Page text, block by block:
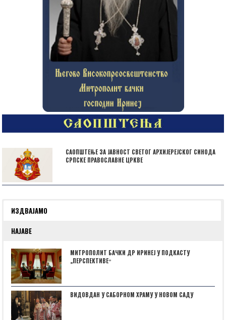
САОПШТЕЊЕ ЗА ЈАВНОСТ СВЕТОГ АРХИЈЕРЕЈСКОГ СИНОДА
СРПСКЕ ПРАВОСЛАВНЕ ЦРКВЕ
ИЗДВАЈАМО
НАЈАВЕ
МИТРОПОЛИТ БАЧКИ ДР ИРИНЕЈ У ПОДКАСТУ
„ПЕРСПЕКТИВЕˮ
ВИДОВДАН У САБОРНОМ ХРАМУ У НОВОМ САДУ